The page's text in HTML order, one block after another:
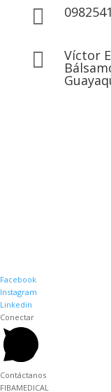

 Víctor
Facebook
Instagram
Linkedin
Conectar
Contáctanos
FIBAMEDICAL